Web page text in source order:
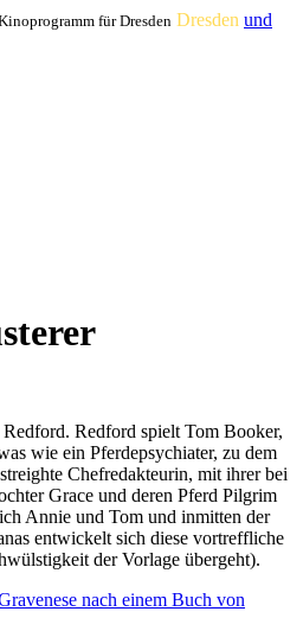
für Dresden Dresden und
Redford spielt Tom Booker,
wie ein Pferdepsychiater, zu dem
Chefredakteurin, mit ihrer bei
Grace und deren Pferd Pilgrim
Annie und Tom und inmitten der
entwickelt sich diese vortreffliche
der Vorlage übergeht).
nach einem Buch von